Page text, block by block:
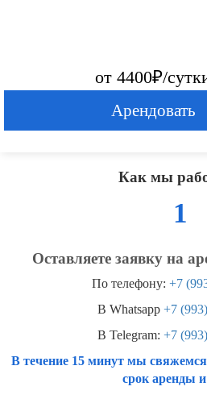
от 4400₽/
Арендовать
Как мы
1
Оставляете заявку на
По телефону: +7
В Whatsapp +7
В Telegram: +7
В течение 15 минут мы свяжемся
срок аренды